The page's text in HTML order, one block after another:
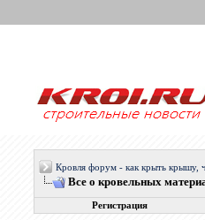
Кровля форум - как крыть крышу,
Все о кровельных
Регистрация